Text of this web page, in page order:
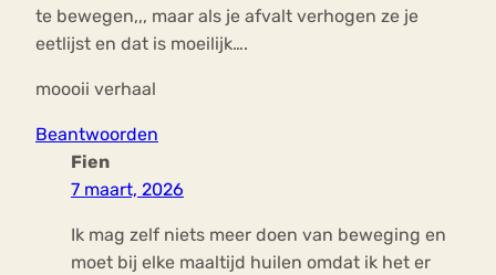
te bewegen,,, maar als je afvalt verhogen ze je
eetlijst en dat is moeilijk….
moooii verhaal
Beantwoorden
Fien
7 maart, 2026
Ik mag zelf niets meer doen van beweging en
moet bij elke maaltijd huilen omdat ik het er